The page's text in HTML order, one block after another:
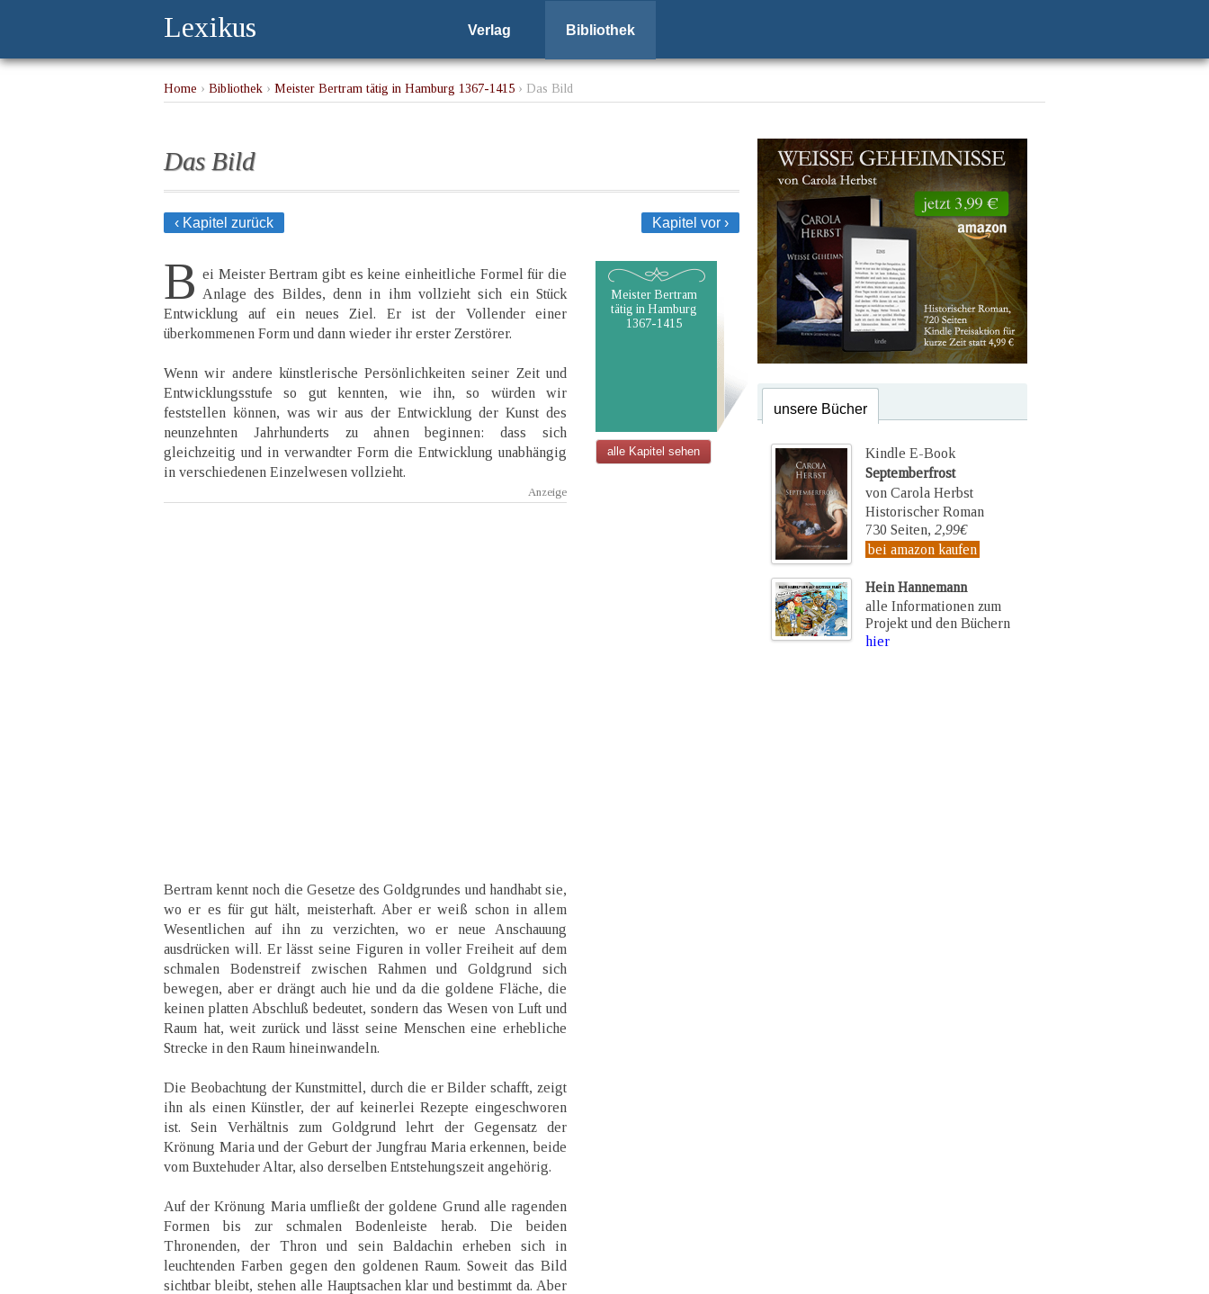
Lexikus Verlag Bibliothek
Home › Bibliothek › Meister Bertram tätig in Hamburg 1367-1415 › Das Bild
Das Bild
‹ Kapitel zurück Kapitel vor ›
B ei Meister Bertram gibt es keine einheitliche Formel für die
Anlage des Bildes, denn in ihm vollzieht sich ein Stück
Entwicklung auf ein neues Ziel. Er ist der Vollender einer
überkommenen Form und dann wieder ihr erster Zerstörer.
Wenn wir andere künstlerische Persönlichkeiten seiner Zeit und
Entwicklungsstufe so gut kennten, wie ihn, so würden wir
feststellen können, was wir aus der Entwicklung der Kunst des
neunzehnten Jahrhunderts zu ahnen beginnen: dass sich
gleichzeitig und in verwandter Form die Entwicklung unabhängig
in verschiedenen Einzelwesen vollzieht.
Bertram kennt noch die Gesetze des Goldgrundes und handhabt sie,
wo er es für gut hält, meisterhaft. Aber er weiß schon in allem
Wesentlichen auf ihn zu verzichten, wo er neue Anschauung
ausdrücken will. Er lässt seine Figuren in voller Freiheit auf dem
schmalen Bodenstreif zwischen Rahmen und Goldgrund sich
bewegen, aber er drängt auch hie und da die goldene Fläche, die
keinen platten Abschluß bedeutet, sondern das Wesen von Luft und
Raum hat, weit zurück und lässt seine Menschen eine erhebliche
Strecke in den Raum hineinwandeln.
Die Beobachtung der Kunstmittel, durch die er Bilder schafft, zeigt
ihn als einen Künstler, der auf keinerlei Rezepte eingeschworen
ist. Sein Verhältnis zum Goldgrund lehrt der Gegensatz der
Krönung Maria und der Geburt der Jungfrau Maria erkennen, beide
vom Buxtehuder Altar, also derselben Entstehungszeit angehörig.
Auf der Krönung Maria umfließt der goldene Grund alle ragenden
Formen bis zur schmalen Bodenleiste herab. Die beiden
Thronenden, der Thron und sein Baldachin erheben sich in
leuchtenden Farben gegen den goldenen Raum. Soweit das Bild
sichtbar bleibt, stehen alle Hauptsachen klar und bestimmt da. Aber
Meister Bertram
tätig in Hamburg
1367-1415
alle Kapitel sehen
unsere Bücher
Kindle E-Book
Septemberfrost
von Carola Herbst
Historischer Roman
730 Seiten, 2,99€
bei amazon kaufen
Hein Hannemann
alle Informationen zum
Projekt und den Büchern
hier